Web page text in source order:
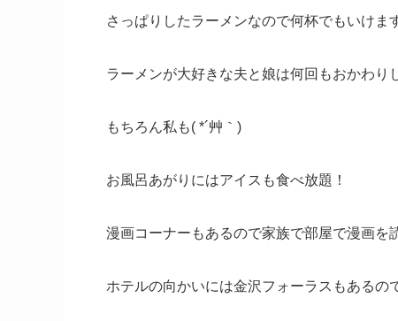
さっぱりしたラーメンなので何杯でもいけま
ラーメンが大好きな夫と娘は何回もおかわり
もちろん私も( *´艸｀)
お風呂あがりにはアイスも食べ放題！
漫画コーナーもあるので家族で部屋で漫画を
ホテルの向かいには金沢フォーラスもあるの